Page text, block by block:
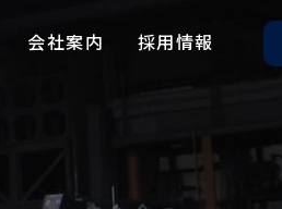
会社案内 採用情報